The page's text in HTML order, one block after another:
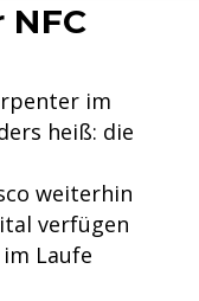
im
heiß: die
weiterhin
verfügen
Laufe